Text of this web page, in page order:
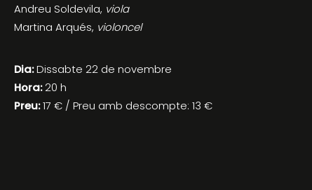
Andreu Soldevila, viola
Martina Arqués, violoncel
Dia:Dissabte 22 de novembre
Hora:20 h
Preu:17 € / Preu amb descompte: 13 €